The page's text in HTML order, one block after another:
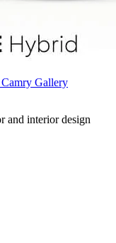
Gallery
and interior design